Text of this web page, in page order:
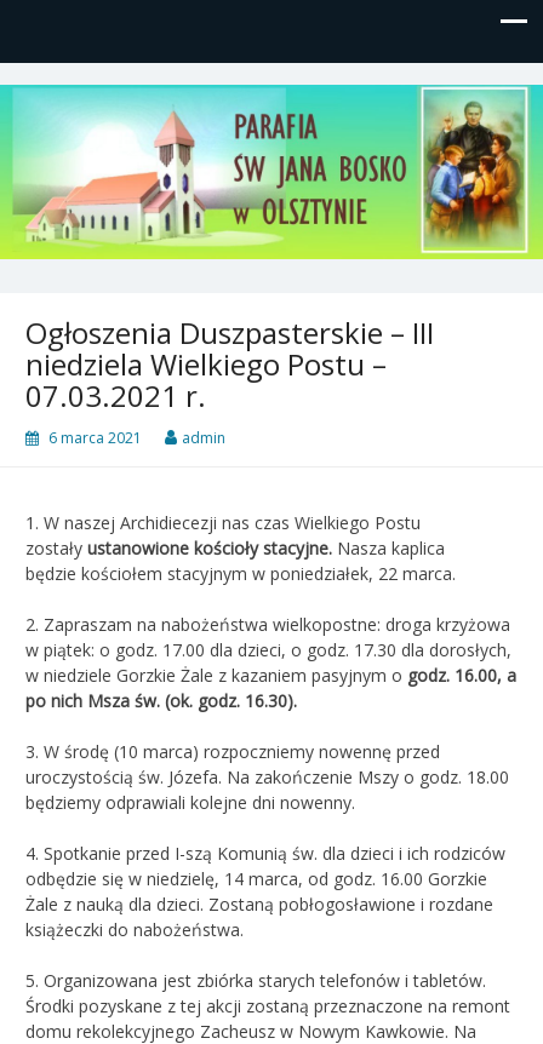
Parafia św, Jana Bosko w
Olsztynie
Gutkowo, ul. Żółkiewskiego 1
Ogłoszenia Duszpasterskie – III
niedziela Wielkiego Postu –
07.03.2021 r.
6 marca 2021 admin
1. W naszej Archidiecezji nas czas Wielkiego Postu
zostały ustanowione kościoły stacyjne. Nasza kaplica
będzie kościołem stacyjnym w poniedziałek, 22 marca.
2. Zapraszam na nabożeństwa wielkopostne: droga krzyżowa
w piątek: o godz. 17.00 dla dzieci, o godz. 17.30 dla dorosłych,
w niedziele Gorzkie Żale z kazaniem pasyjnym o godz. 16.00, a
po nich Msza św. (ok. godz. 16.30).
3. W środę (10 marca) rozpoczniemy nowennę przed
uroczystością św. Józefa. Na zakończenie Mszy o godz. 18.00
będziemy odprawiali kolejne dni nowenny.
4. Spotkanie przed I-szą Komunią św. dla dzieci i ich rodziców
odbędzie się w niedzielę, 14 marca, od godz. 16.00 Gorzkie
Żale z nauką dla dzieci. Zostaną pobłogosławione i rozdane
książeczki do nabożeństwa.
5. Organizowana jest zbiórka starych telefonów i tabletów.
Środki pozyskane z tej akcji zostaną przeznaczone na remont
domu rekolekcyjnego Zacheusz w Nowym Kawkowie. Na